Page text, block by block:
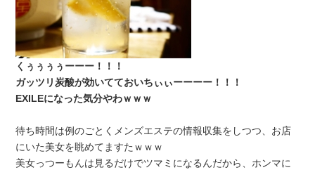
くぅぅぅぅーーー！！！
ガッツリ炭酸が効いてておいちぃぃーーーー！！！
EXILEになった気分やわｗｗｗ
待ち時間は例のごとくメンズエステの情報収集をしつつ、お店
にいた美女を眺めてますたｗｗｗ
美女っつーもんは見るだけでツマミになるんだから、ホンマに